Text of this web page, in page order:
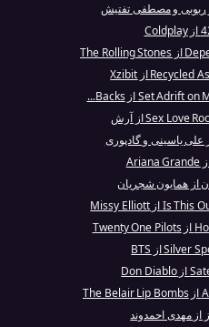
ربوبی و مصطفی تفتیش
علی یاسینی و گادپوری
از همایون شجریان
از مهدی احمدوند